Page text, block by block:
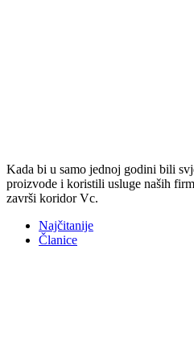
Kada bi u samo jednoj godini bili
proizvode i koristili usluge naših
završi koridor Vc.
Najčitanije
Članice